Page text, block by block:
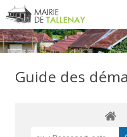
Aller
au
contenu
Guide des